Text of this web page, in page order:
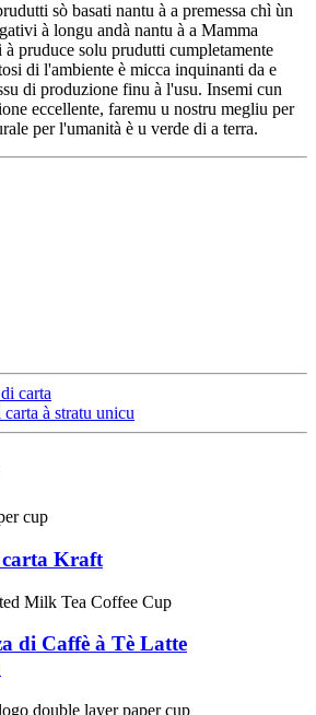
sò basati nantu à a premessa chì ùn
à longu andà nantu à a Mamma
pruduce solu prudutti cumpletamente
di l'ambiente è micca inquinanti da e
di produzione finu à l'usu. Insemi cun
eccellente, faremu u nostru megliu per
per l'umanità è u verde di a terra.
carta
à stratu unicu
carta Kraft
di Caffè à Tè Latte